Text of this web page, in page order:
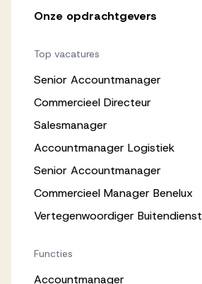
Onze opdrachtgevers
Top vacatures
Senior Accountmanager
Commercieel Directeur
Salesmanager
Accountmanager Logistiek
Senior Accountmanager
Commercieel Manager Benelux
Vertegenwoordiger Buitendienst
Functies
Accountmanager